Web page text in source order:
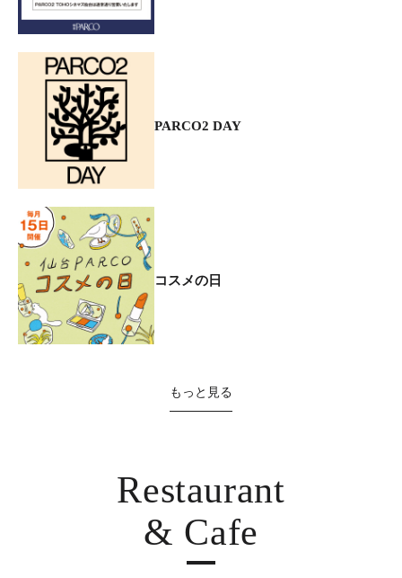
PARCO2 DAY
コスメの日
もっと見る
Restaurant
& Cafe